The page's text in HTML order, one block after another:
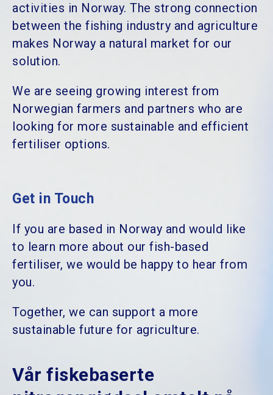
activities in Norway. The strong connection
between the fishing industry and agriculture
makes Norway a natural market for our
solution.
We are seeing growing interest from
Norwegian farmers and partners who are
looking for more sustainable and efficient
fertiliser options.
Get in Touch
If you are based in Norway and would like
to learn more about our fish-based
fertiliser, we would be happy to hear from
you.
Together, we can support a more
sustainable future for agriculture.
Vår fiskebaserte